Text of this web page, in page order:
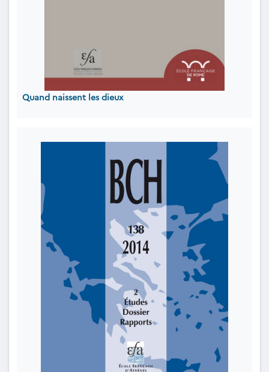
Quand naissent les dieux